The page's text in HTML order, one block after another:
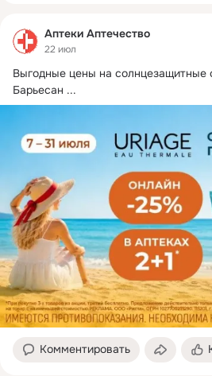
Аптеки Аптечество
22 июл
Выгодные цены на солнцезащитные
Барьесан ...
Комментировать